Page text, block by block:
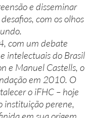
e disseminar
com os olhos
com um debate
intelectuais do Brasil
e Manuel Castells, o
em 2010. O
o iFHC – hoje
instituição perene,